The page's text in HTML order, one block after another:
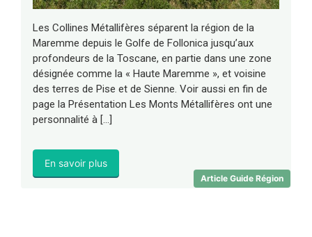
Article Guide Région
Les Collines Métallifères séparent la région de la
Maremme depuis le Golfe de Follonica jusqu’aux
profondeurs de la Toscane, en partie dans une zone
désignée comme la « Haute Maremme », et voisine
des terres de Pise et de Sienne. Voir aussi en fin de
page la Présentation Les Monts Métallifères ont une
personnalité à […]
En savoir plus